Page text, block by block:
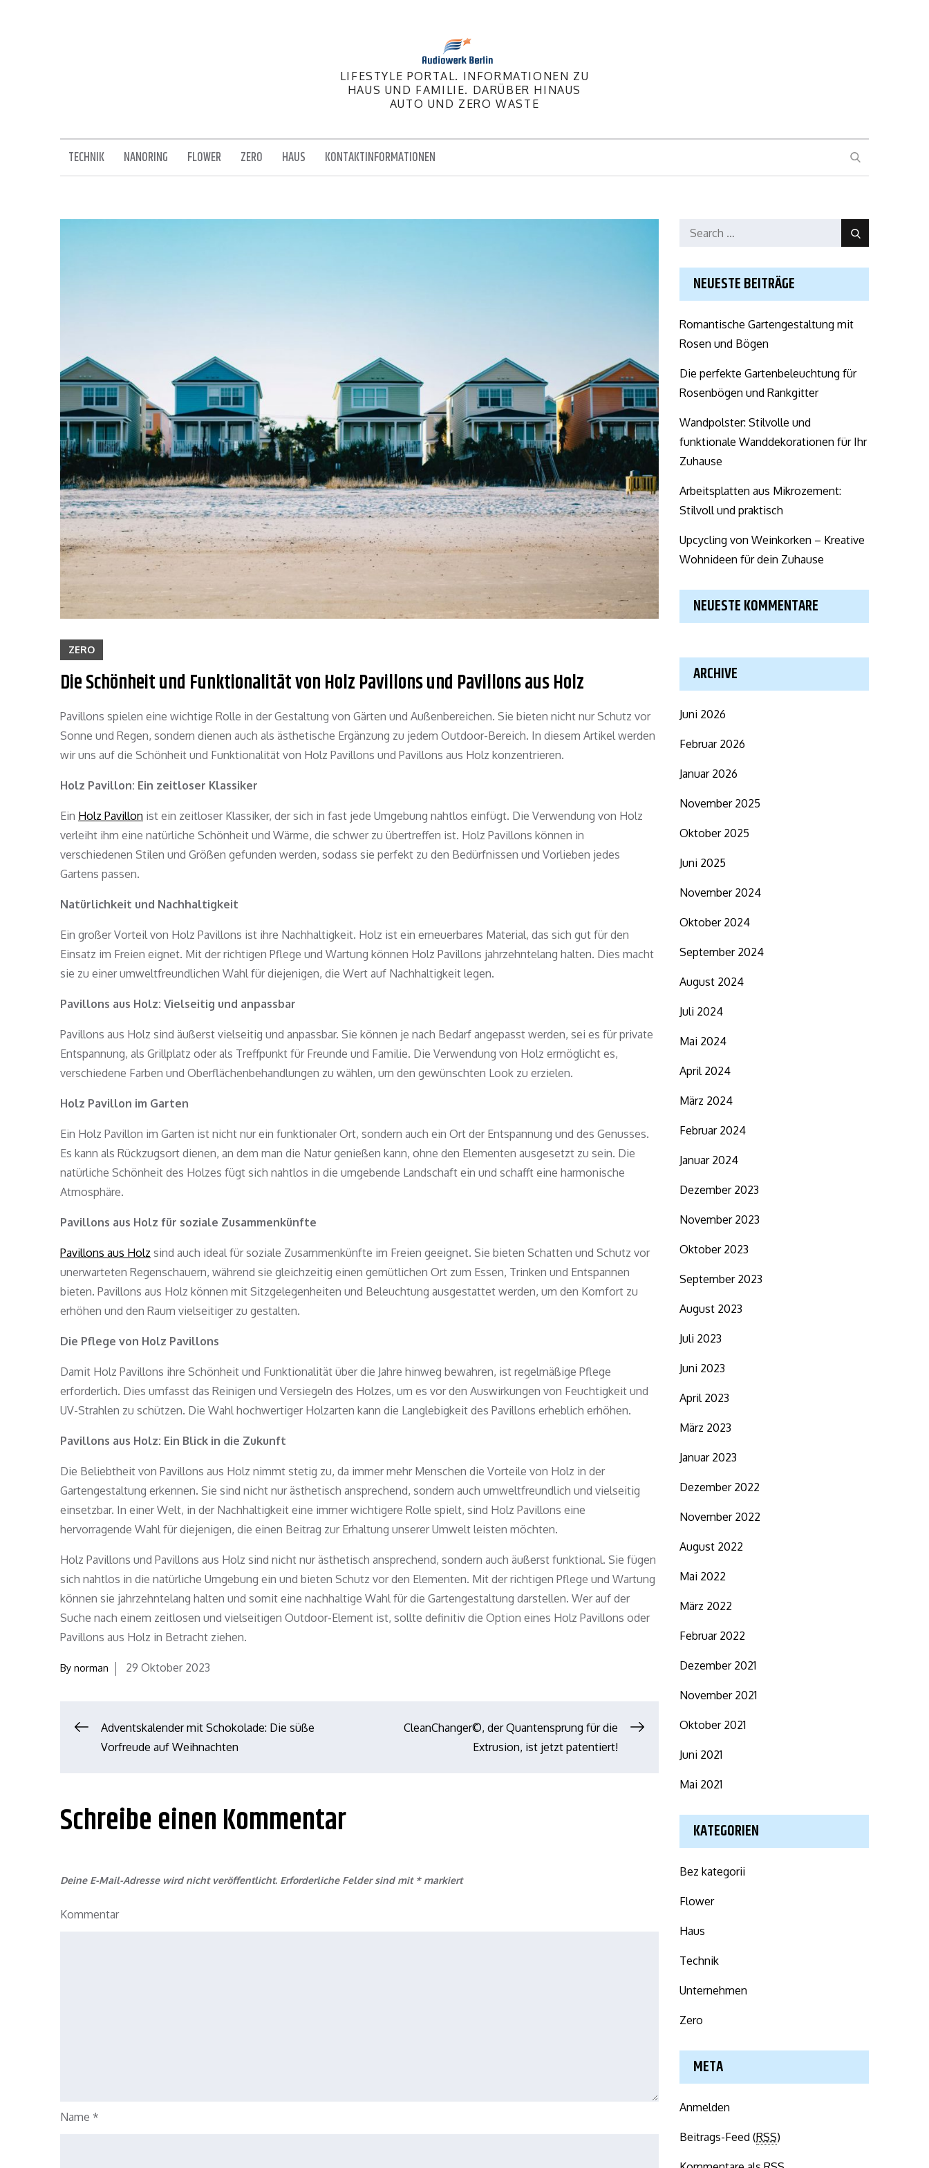
LIFESTYLE PORTAL. INFORMATIONEN ZU
HAUS UND FAMILIE. DARÜBER HINAUS
AUTO UND ZERO WASTE
TECHNIK NANORING FLOWER ZERO HAUS KONTAKTINFORMATIONEN SEARCH
ZERO
Die Schönheit und Funktionalität von Holz Pavillons und Pavillons aus Holz
Pavillons spielen eine wichtige Rolle in der Gestaltung von Gärten und Außenbereichen. Sie bieten nicht nur Schutz vor
Sonne und Regen, sondern dienen auch als ästhetische Ergänzung zu jedem Outdoor-Bereich. In diesem Artikel werden
wir uns auf die Schönheit und Funktionalität von Holz Pavillons und Pavillons aus Holz konzentrieren.
Holz Pavillon: Ein zeitloser Klassiker
Ein Holz Pavillon ist ein zeitloser Klassiker, der sich in fast jede Umgebung nahtlos einfügt. Die Verwendung von Holz
verleiht ihm eine natürliche Schönheit und Wärme, die schwer zu übertreffen ist. Holz Pavillons können in
verschiedenen Stilen und Größen gefunden werden, sodass sie perfekt zu den Bedürfnissen und Vorlieben jedes
Gartens passen.
Natürlichkeit und Nachhaltigkeit
Ein großer Vorteil von Holz Pavillons ist ihre Nachhaltigkeit. Holz ist ein erneuerbares Material, das sich gut für den
Einsatz im Freien eignet. Mit der richtigen Pflege und Wartung können Holz Pavillons jahrzehntelang halten. Dies macht
sie zu einer umweltfreundlichen Wahl für diejenigen, die Wert auf Nachhaltigkeit legen.
Pavillons aus Holz: Vielseitig und anpassbar
Pavillons aus Holz sind äußerst vielseitig und anpassbar. Sie können je nach Bedarf angepasst werden, sei es für private
Entspannung, als Grillplatz oder als Treffpunkt für Freunde und Familie. Die Verwendung von Holz ermöglicht es,
verschiedene Farben und Oberflächenbehandlungen zu wählen, um den gewünschten Look zu erzielen.
Holz Pavillon im Garten
Ein Holz Pavillon im Garten ist nicht nur ein funktionaler Ort, sondern auch ein Ort der Entspannung und des Genusses.
Es kann als Rückzugsort dienen, an dem man die Natur genießen kann, ohne den Elementen ausgesetzt zu sein. Die
natürliche Schönheit des Holzes fügt sich nahtlos in die umgebende Landschaft ein und schafft eine harmonische
Atmosphäre.
Pavillons aus Holz für soziale Zusammenkünfte
Pavillons aus Holz sind auch ideal für soziale Zusammenkünfte im Freien geeignet. Sie bieten Schatten und Schutz vor
unerwarteten Regenschauern, während sie gleichzeitig einen gemütlichen Ort zum Essen, Trinken und Entspannen
bieten. Pavillons aus Holz können mit Sitzgelegenheiten und Beleuchtung ausgestattet werden, um den Komfort zu
erhöhen und den Raum vielseitiger zu gestalten.
Die Pflege von Holz Pavillons
Damit Holz Pavillons ihre Schönheit und Funktionalität über die Jahre hinweg bewahren, ist regelmäßige Pflege
erforderlich. Dies umfasst das Reinigen und Versiegeln des Holzes, um es vor den Auswirkungen von Feuchtigkeit und
UV-Strahlen zu schützen. Die Wahl hochwertiger Holzarten kann die Langlebigkeit des Pavillons erheblich erhöhen.
Pavillons aus Holz: Ein Blick in die Zukunft
Die Beliebtheit von Pavillons aus Holz nimmt stetig zu, da immer mehr Menschen die Vorteile von Holz in der
Gartengestaltung erkennen. Sie sind nicht nur ästhetisch ansprechend, sondern auch umweltfreundlich und vielseitig
einsetzbar. In einer Welt, in der Nachhaltigkeit eine immer wichtigere Rolle spielt, sind Holz Pavillons eine
hervorragende Wahl für diejenigen, die einen Beitrag zur Erhaltung unserer Umwelt leisten möchten.
Holz Pavillons und Pavillons aus Holz sind nicht nur ästhetisch ansprechend, sondern auch äußerst funktional. Sie fügen
sich nahtlos in die natürliche Umgebung ein und bieten Schutz vor den Elementen. Mit der richtigen Pflege und Wartung
können sie jahrzehntelang halten und somit eine nachhaltige Wahl für die Gartengestaltung darstellen. Wer auf der
Suche nach einem zeitlosen und vielseitigen Outdoor-Element ist, sollte definitiv die Option eines Holz Pavillons oder
Pavillons aus Holz in Betracht ziehen.
By norman
Posted
29 Oktober 2023
Beitrags-
Adventskalender mit Schokolade: Die süße
Vorfreude auf Weihnachten
CleanChanger©, der Quantensprung für die
Extrusion, ist jetzt patentiert!
Schreibe einen Kommentar
Deine E-Mail-Adresse wird nicht veröffentlicht. Erforderliche Felder sind mit *markiert
Kommentar
Name *
Search
Search
NEUESTE BEITRÄGE
Romantische Gartengestaltung mit
Rosen und Bögen
Die perfekte Gartenbeleuchtung für
Rosenbögen und Rankgitter
Wandpolster: Stilvolle und
funktionale Wanddekorationen für Ihr
Zuhause
Arbeitsplatten aus Mikrozement:
Stilvoll und praktisch
Upcycling von Weinkorken – Kreative
Wohnideen für dein Zuhause
NEUESTE KOMMENTARE
ARCHIVE
Juni 2026
Februar 2026
Januar 2026
November 2025
Oktober 2025
Juni 2025
November 2024
Oktober 2024
September 2024
August 2024
Juli 2024
Mai 2024
April 2024
März 2024
Februar 2024
Januar 2024
Dezember 2023
November 2023
Oktober 2023
September 2023
August 2023
Juli 2023
Juni 2023
April 2023
März 2023
Januar 2023
Dezember 2022
November 2022
August 2022
Mai 2022
März 2022
Februar 2022
Dezember 2021
November 2021
Oktober 2021
Juni 2021
Mai 2021
KATEGORIEN
Bez kategorii
Flower
Haus
Technik
Unternehmen
Zero
META
Anmelden
Beitrags-Feed (RSS)